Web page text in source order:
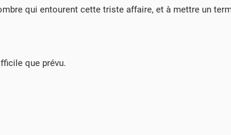
qui entourent cette triste affaire, et à mettre un
que prévu.